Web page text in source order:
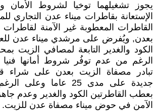
يجوز تشغيلهما توخيا لشروط الأمان
الإستعانة بقاطرات ميناء عدن التجاري
القاطرات المعطوبة غير الآمنة
بعدن, ويُفرض على مرشدي ميناء عدن
الكود والغدير التابعة لمصافي الزيت
الرغم من عدم توفُر شروط أمانها فنيا
تبادر مصفاة الزيت بعدن على شراء
جديدة على مدى 25 عاما
بعطب القاطرتين الكود والغدير وعدم
الآمن في حوض ميناء مصفاة عدن للزيت.